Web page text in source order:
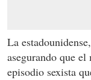
La
asegurando que
episodio sexista